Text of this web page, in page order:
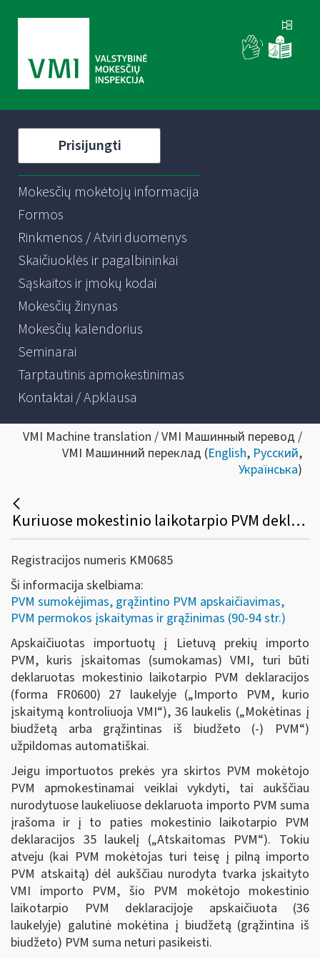
Prisijungti
Mokesčių mokėtojų informacija
Formos
Rinkmenos / Atviri duomenys
Skaičiuoklės ir pagalbininkai
Sąskaitos ir įmokų kodai
Mokesčių žinynas
Mokesčių kalendorius
Seminarai
Tarptautinis apmokestinimas
Kontaktai / Apklausa
VMI Machine translation / VMI Машинный перевод /
VMI Машинний переклад (English, Русский,
Українська)
Kuriuose mokestinio laikotarpio PVM deklaracijos laukeliuose turi būti deklaruotas importo PVM, kuris įskaitomas (sumokamas) VMI?
Registracijos numeris KM0685
Ši informacija skelbiama:
PVM sumokėjimas, grąžintino PVM apskaičiavimas,
PVM permokos įskaitymas ir grąžinimas (90-94 str.)
Apskaičiuotas importuotų į Lietuvą prekių importo
PVM, kuris įskaitomas (sumokamas) VMI, turi būti
deklaruotas mokestinio laikotarpio PVM deklaracijos
(forma FR0600) 27 laukelyje („Importo PVM, kurio
įskaitymą kontroliuoja VMI“), 36 laukelis („Mokėtinas į
biudžetą arba grąžintinas iš biudžeto (-) PVM“)
užpildomas automatiškai.
Jeigu importuotos prekės yra skirtos PVM mokėtojo
PVM apmokestinamai veiklai vykdyti, tai aukščiau
nurodytuose laukeliuose deklaruota importo PVM suma
įrašoma ir į to paties mokestinio laikotarpio PVM
deklaracijos 35 laukelį („Atskaitomas PVM“). Tokiu
atveju (kai PVM mokėtojas turi teisę į pilną importo
PVM atskaitą) dėl aukščiau nurodyta tvarka įskaityto
VMI importo PVM, šio PVM mokėtojo mokestinio
laikotarpio PVM deklaracijoje apskaičiuota (36
laukelyje) galutinė mokėtina į biudžetą (grąžintina iš
biudžeto) PVM suma neturi pasikeisti.